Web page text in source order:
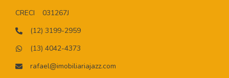
CRECI
031267J
(12) 3199-2959
(13) 4042-4373
rafael@imobiliariajazz.com